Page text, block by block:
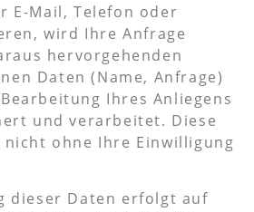
E-Mail, Telefon oder
wird Ihre Anfrage
hervorgehenden
Daten (Name, Anfrage)
Ihres Anliegens
und verarbeitet. Diese
nicht ohne Ihre Einwilligung
dieser Daten erfolgt auf